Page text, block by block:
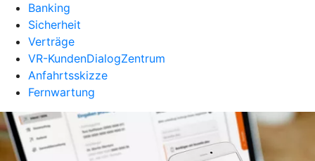
Banking
Sicherheit
Verträge
VR-KundenDialogZentrum
Anfahrtsskizze
Fernwartung